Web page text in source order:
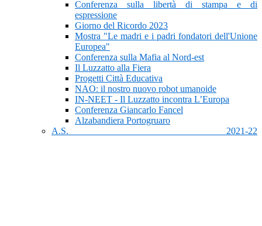
Conferenza sulla libertà di stampa e di
espressione
Giorno del Ricordo 2023
Mostra "Le madri e i padri fondatori dell'Unione
Europea"
Conferenza sulla Mafia al Nord-est
Il Luzzatto alla Fiera
Progetti Città Educativa
NAO: il nostro nuovo robot umanoide
IN-NEET - Il Luzzatto incontra L’Europa
Conferenza Giancarlo Fancel
Alzabandiera Portogruaro
A.S. 2021-22